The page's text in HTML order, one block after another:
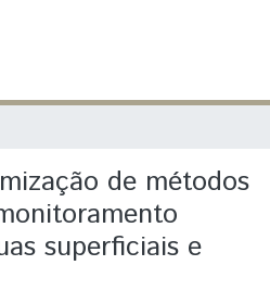
de métodos
superficiais e